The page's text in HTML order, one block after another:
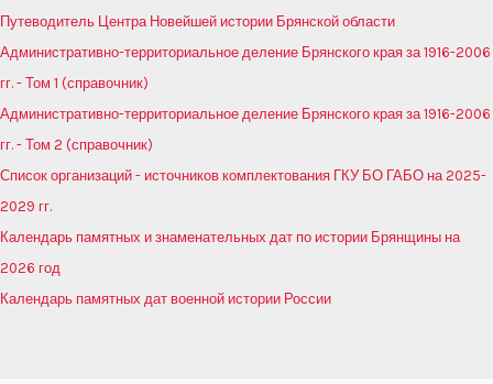
Путеводитель Центра Новейшей истории Брянской области
Административно-территориальное деление Брянского края за 1916-2006
гг. - Том 1 (справочник)
Административно-территориальное деление Брянского края за 1916-2006
гг. - Том 2 (справочник)
Список организаций - источников комплектования ГКУ БО ГАБО на 2025-
2029 гг.
Календарь памятных и знаменательных дат по истории Брянщины на
2026 год
Календарь памятных дат военной истории России